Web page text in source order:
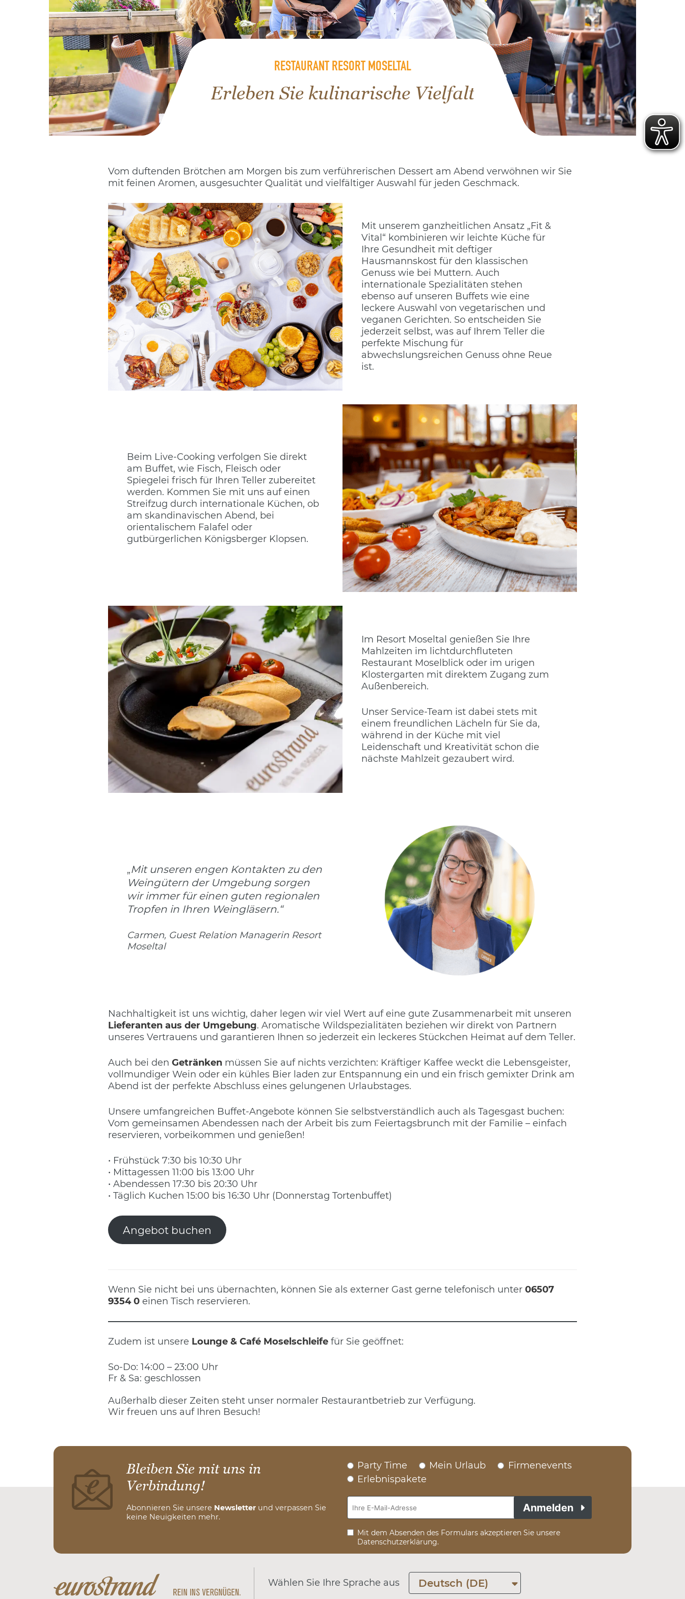
RESTAURANT RESORT MOSELTAL
Erleben Sie kulinarische Vielfalt
Vom duftenden Brötchen am Morgen bis zum verführerischen Dessert am Abend verwöhnen wir Sie
mit feinen Aromen, ausgesuchter Qualität und vielfältiger Auswahl für jeden Geschmack.
Mit unserem ganzheitlichen Ansatz „Fit &
Vital“ kombinieren wir leichte Küche für
Ihre Gesundheit mit deftiger
Hausmannskost für den klassischen
Genuss wie bei Muttern. Auch
internationale Spezialitäten stehen
ebenso auf unseren Buffets wie eine
leckere Auswahl von vegetarischen und
veganen Gerichten. So entscheiden Sie
jederzeit selbst, was auf Ihrem Teller die
perfekte Mischung für
abwechslungsreichen Genuss ohne Reue
ist.
Beim Live-Cooking verfolgen Sie direkt
am Buffet, wie Fisch, Fleisch oder
Spiegelei frisch für Ihren Teller zubereitet
werden. Kommen Sie mit uns auf einen
Streifzug durch internationale Küchen, ob
am skandinavischen Abend, bei
orientalischem Falafel oder
gutbürgerlichen Königsberger Klopsen.
Im Resort Moseltal genießen Sie Ihre
Mahlzeiten im lichtdurchfluteten
Restaurant Moselblick oder im urigen
Klostergarten mit direktem Zugang zum
Außenbereich.
Unser Service-Team ist dabei stets mit
einem freundlichen Lächeln für Sie da,
während in der Küche mit viel
Leidenschaft und Kreativität schon die
nächste Mahlzeit gezaubert wird.
„Mit unseren engen Kontakten zu den
Weingütern der Umgebung sorgen
wir immer für einen guten regionalen
Tropfen in Ihren Weingläsern.“
Carmen, Guest Relation Managerin Resort
Moseltal
Nachhaltigkeit ist uns wichtig, daher legen wir viel Wert auf eine gute Zusammenarbeit mit unseren
Lieferanten aus der Umgebung. Aromatische Wildspezialitäten beziehen wir direkt von Partnern
unseres Vertrauens und garantieren Ihnen so jederzeit ein leckeres Stückchen Heimat auf dem Teller.
Auch bei den Getränken müssen Sie auf nichts verzichten: Kräftiger Kaffee weckt die Lebensgeister,
vollmundiger Wein oder ein kühles Bier laden zur Entspannung ein und ein frisch gemixter Drink am
Abend ist der perfekte Abschluss eines gelungenen Urlaubstages.
Unsere umfangreichen Buffet-Angebote können Sie selbstverständlich auch als Tagesgast buchen:
Vom gemeinsamen Abendessen nach der Arbeit bis zum Feiertagsbrunch mit der Familie – einfach
reservieren, vorbeikommen und genießen!
• Frühstück 7:30 bis 10:30 Uhr
• Mittagessen 11:00 bis 13:00 Uhr
• Abendessen 17:30 bis 20:30 Uhr
• Täglich Kuchen 15:00 bis 16:30 Uhr (Donnerstag Tortenbuffet)
Angebot buchen
Wenn Sie nicht bei uns übernachten, können Sie als externer Gast gerne telefonisch unter 06507
9354 0 einen Tisch reservieren.
Zudem ist unsere Lounge & Café Moselschleife für Sie geöffnet:
So-Do: 14:00 – 23:00 Uhr
Fr & Sa: geschlossen
Außerhalb dieser Zeiten steht unser normaler Restaurantbetrieb zur Verfügung.
Wir freuen uns auf Ihren Besuch!
Bleiben Sie mit uns in
Verbindung!
Abonnieren Sie unsere Newsletter und verpassen Sie
keine Neuigkeiten mehr.
Party Time Mein Urlaub
Firmenevents
Erlebnispakete
Mit dem Absenden des Formulars akzeptieren Sie unsere
Datenschutzerklärung.
Anmelden
Wählen Sie Ihre Sprache aus Deutsch (DE)